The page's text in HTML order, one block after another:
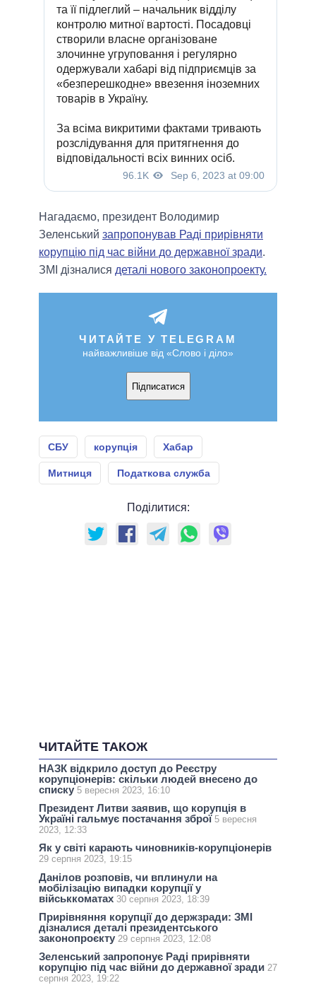
Нагадаємо, президент Володимир
Зеленський запропонував Раді прирівняти
корупцію під час війни до державної зради.
ЗМІ дізналися деталі нового законопроекту.
ЧИТАЙТЕ У TELEGRAM
найважливіше від «Слово і діло»
Підписатися
СБУ корупція Хабар
Митниця Податкова служба
Поділитися:
ЧИТАЙТЕ ТАКОЖ
НАЗК відкрило доступ до Реєстру
корупціонерів: скільки людей внесено до
списку 5 вересня 2023, 16:10
Президент Литви заявив, що корупція в
Україні гальмує постачання зброї 5 вересня
2023, 12:33
Як у світі карають чиновників-корупціонерів
29 серпня 2023, 19:15
Данілов розповів, чи вплинули на
мобілізацію випадки корупції у
військкоматах 30 серпня 2023, 18:39
Прирівняння корупції до держзради: ЗМІ
дізналися деталі президентського
законопроєкту 29 серпня 2023, 12:08
Зеленський запропонує Раді прирівняти
корупцію під час війни до державної зради 27
серпня 2023, 19:22